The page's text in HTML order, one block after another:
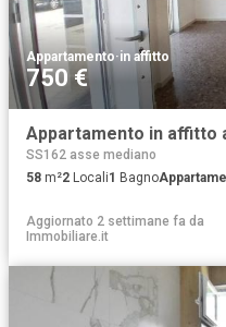
Appartamento·in affitto
750 €
Appartamento in affitto
SS162 asse mediano
58 m²2 Locali1 Bagno
Aggiornato 2 settimane fa da
Immobiliare.it